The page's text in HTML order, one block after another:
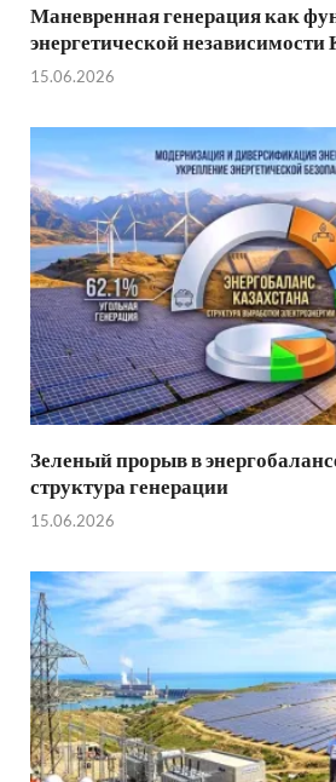
Маневренная генерация как
энергетической независимости
15.06.2026
Зеленый прорыв в
структура генерации
15.06.2026